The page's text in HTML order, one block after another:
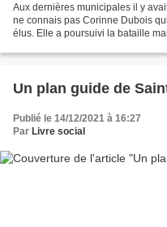
Aux dernières municipales il y
ne connais pas Corinne Dubois
élus. Elle a poursuivi la bataille
Un plan guide de
Publié le 14/12/2021 à 16:27
Par Livre social